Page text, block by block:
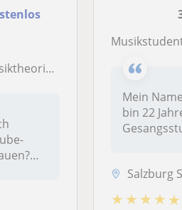
Fortgeschrittene
Musikstudentin, die Vorbereitung
Mein
bin 22
Salzburg
★ ★ ★ ★ ★